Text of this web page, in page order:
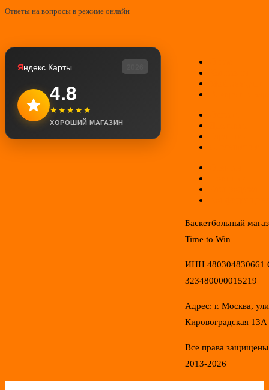
Ответы на вопросы в режиме онлайн
Яндекс Карты
4.8
★★★★★
ХОРОШИЙ МАГАЗИН
Баскетбольный
Time to Win
ИНН 480304830661
323480000015219
Адрес: г. Москва,
Кировоградская 13А
Все права
2013-2026